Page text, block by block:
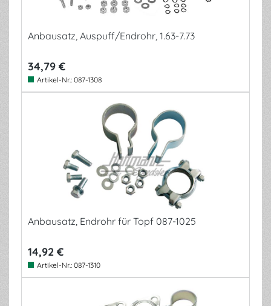
Anbausatz, Auspuff/Endrohr, 1.63-7.73
34,79 €
Artikel-Nr.: 087-1308
Anbausatz, Endrohr für Topf 087-1025
14,92 €
Artikel-Nr.: 087-1310